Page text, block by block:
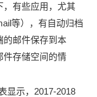
，有些应用，尤其
等），有自动归档
的邮件保存到本
件存储空间的情
显示，2017-2018